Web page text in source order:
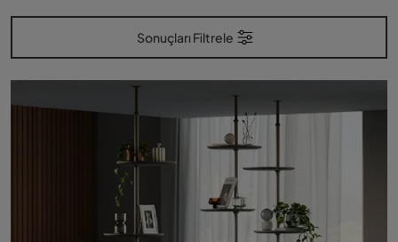
Sonuçları Filtrele